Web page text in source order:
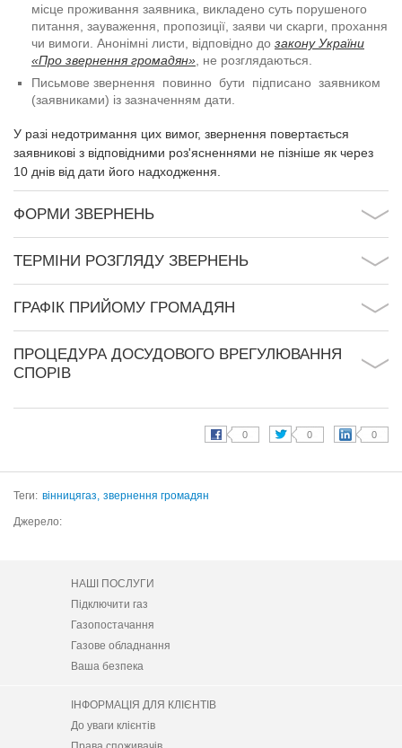
місце проживання заявника, викладено суть порушеного
питання, зауваження, пропозиції, заяви чи скарги, прохання
чи вимоги. Анонімні листи, відповідно до закону України
«Про звернення громадян» , не розглядаються.
Письмове звернення повинно бути підписано заявником
(заявниками) із зазначенням дати.
У разі недотримання цих вимог, звернення повертається
заявникові з відповідними роз'ясненнями не пізніше як через
10 днів від дати його надходження.
ФОРМИ ЗВЕРНЕНЬ
ТЕРМІНИ РОЗГЛЯДУ ЗВЕРНЕНЬ
ГРАФІК ПРИЙОМУ ГРОМАДЯН
ПРОЦЕДУРА ДОСУДОВОГО ВРЕГУЛЮВАННЯ
СПОРІВ
Теги: вінницягаз, звернення громадян
Джерело:
НАШІ ПОСЛУГИ
Підключити газ
Газопостачання
Газове обладнання
Ваша безпека
ІНФОРМАЦІЯ ДЛЯ КЛІЄНТІВ
До уваги клієнтів